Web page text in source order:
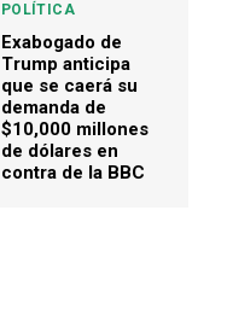
POLÍTICA
Exabogado de
Trump anticipa
que se caerá su
demanda de
$10,000 millones
de dólares en
contra de la BBC